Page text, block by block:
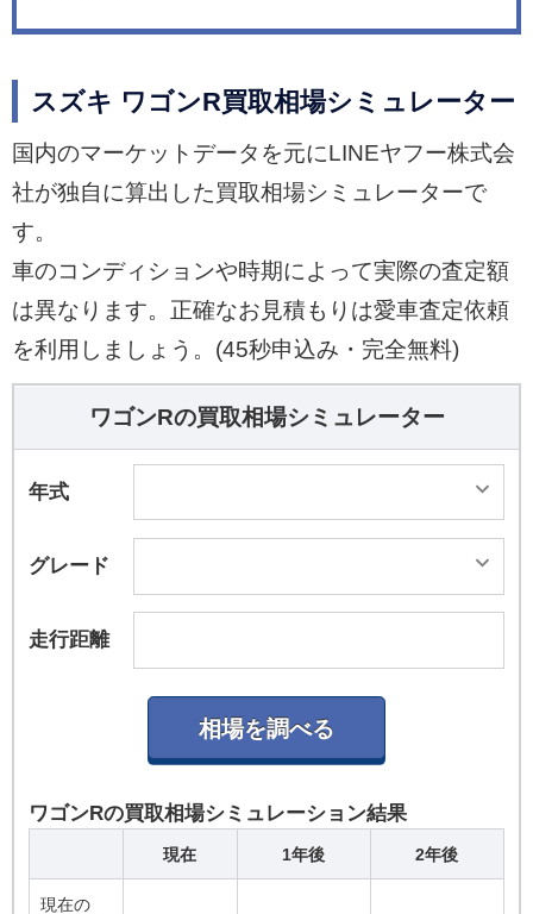
スズキ ワゴンR買取相場シミュレーター
国内のマーケットデータを元にLINEヤフー株式会
社が独自に算出した買取相場シミュレーターで
す。
車のコンディションや時期によって実際の査定額
は異なります。正確なお見積もりは愛車査定依頼
を利用しましょう。(45秒申込み・完全無料)
ワゴンRの買取相場シミュレーター
年式
グレード
走行距離
ワゴンRの買取相場シミュレーション結果
現在 1年後 2年後
現在の